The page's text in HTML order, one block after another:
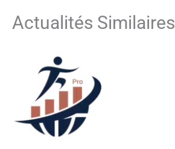
Actualités Similaires